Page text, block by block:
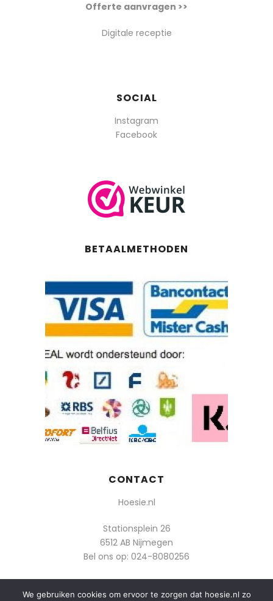
Offerte aanvragen >>
Digitale receptie
SOCIAL
Instagram
Facebook
BETAALMETHODEN
CONTACT
Hoesie.nl
Stationsplein 26
6512 AB Nijmegen
Bel ons op: 024-8080256
Of mail: info@hoesie.nl
We gebruiken cookies om ervoor te zorgen dat hoesie.nl zo